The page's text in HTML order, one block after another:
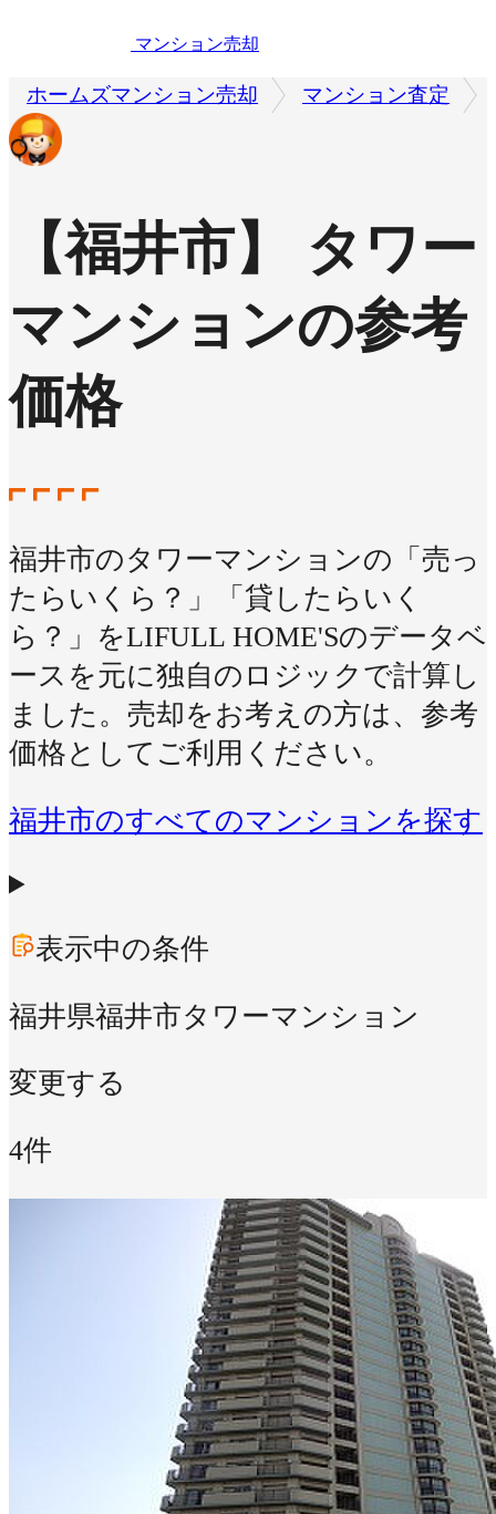
マンション売却
ホームズマンション売却 マンション査定
【福井市】 タワー
マンションの参考
価格
福井市のタワーマンションの「売っ
たらいくら？」「貸したらいく
ら？」をLIFULL HOME'Sのデータベ
ースを元に独自のロジックで計算し
ました。売却をお考えの方は、参考
価格としてご利用ください。
福井市のすべてのマンションを探す
表示中の条件
福井県福井市タワーマンション
変更する
4件